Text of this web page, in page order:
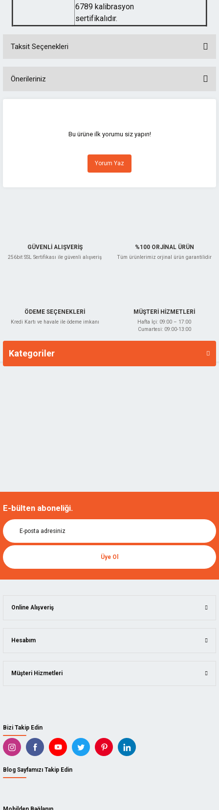
6789 kalibrasyon
sertifikalıdır.
Taksit Seçenekleri
Önerileriniz
Görüş ve önerileriniz için teşekkür ederiz.
Ürün resmi kalitesiz, bozuk veya görüntülenemiyor.
Ürün açıklamasında eksik bilgiler bulunuyor.
Bu ürüne ilk yorumu siz yapın!
Yorum Yaz
GÜVENLİ ALIŞVERİŞ
256bit SSL Sertifikası ile güvenli alışveriş
%100 ORJİNAL ÜRÜN
Tüm ürünlerimiz orjinal ürün garantilidir
ÖDEME SEÇENEKLERİ
Kredi Kartı ve havale ile ödeme imkanı
MÜŞTERİ HİZMETLERİ
Hafta İçi: 09:00 – 17:00
Cumartesi: 09:00-13:00
Kategoriler
Markalar
E-bülten aboneliği.
Üye Ol
Bizi Takip Edin
Blog Sayfamızı Takip Edin
Online Alışveriş
Hesabım
Müşteri Hizmetleri